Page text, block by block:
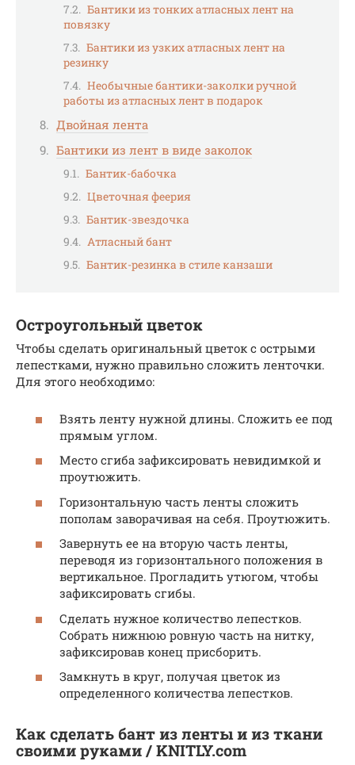
Бантики из тонких атласных лент на
повязку
Бантики из узких атласных лент на
резинку
Необычные бантики-заколки ручной
работы из атласных лент в подарок
Двойная лента
Бантики из лент в виде заколок
Бантик-бабочка
Цветочная феерия
Бантик-звездочка
Атласный бант
Бантик-резинка в стиле канзаши
Остроугольный цветок
Чтобы сделать оригинальный цветок с острыми
лепестками, нужно правильно сложить ленточки.
Для этого необходимо:
Взять ленту нужной длины. Сложить ее под
прямым углом.
Место сгиба зафиксировать невидимкой и
проутюжить.
Горизонтальную часть ленты сложить
пополам заворачивая на себя. Проутюжить.
Завернуть ее на вторую часть ленты,
переводя из горизонтального положения в
вертикальное. Прогладить утюгом, чтобы
зафиксировать сгибы.
Сделать нужное количество лепестков.
Собрать нижнюю ровную часть на нитку,
зафиксировав конец присборить.
Замкнуть в круг, получая цветок из
определенного количества лепестков.
Как сделать бант из ленты и из ткани
своими руками / KNITLY.com